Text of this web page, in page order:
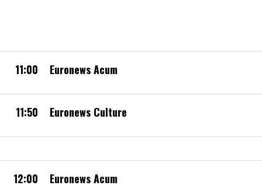
11:00 Euronews Acum
11:50 Euronews Culture
12:00 Euronews Acum